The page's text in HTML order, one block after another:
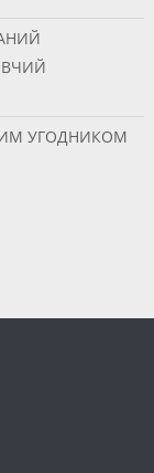
УГОДНИКОМ